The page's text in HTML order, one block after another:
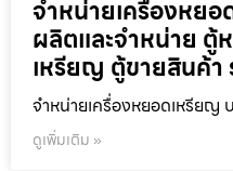
จำหน่ายเครื่องหย
ผลิตและจำหน่าย
เหรียญ ตู้ขายสินค้า
จำหน่ายเครื่องหยอดเหรียญ
ดูเพิ่มเติม »